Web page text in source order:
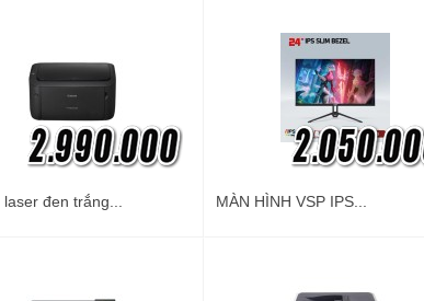
đen trắng...
MÀN HÌNH VSP IPS...